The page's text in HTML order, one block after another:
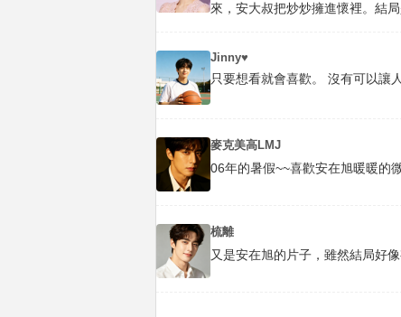
來，安大叔把炒炒擁進懷裡。結
Jinny♥
只要想看就會喜歡。 沒有可以讓
麥克美高LMJ
06年的暑假~~喜歡安在旭暖暖的
梳離
又是安在旭的片子，雖然結局好